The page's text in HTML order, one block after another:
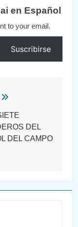
en Español
to your email.
Suscribirse
DEL
DEL CAMPO